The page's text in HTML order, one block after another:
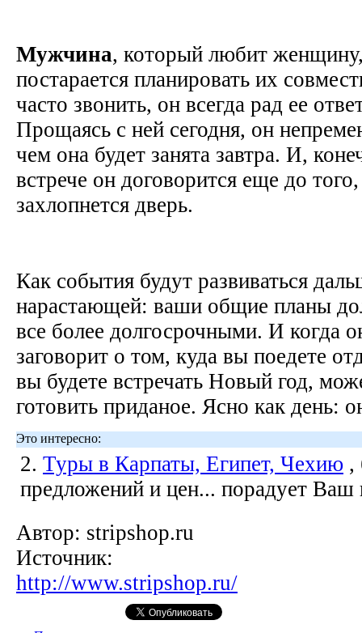
Мужчина, который любит женщину,
постарается планировать их
часто звонить, он всегда рад ее
Прощаясь с ней сегодня, он
чем она будет занята завтра. И,
встрече он договорится еще до
захлопнется дверь.
Как события будут развиваться
нарастающей: ваши общие планы
все более долгосрочными. И когда
заговорит о том, куда вы поедете
вы будете встречать Новый год,
готовить приданое. Ясно как день:
Это интересно:
2. Туры в Карпаты, Египет, Чехию ,
предложений и цен... порадует Ваш
Автор: stripshop.ru
Источник:
http://www.stripshop.ru/